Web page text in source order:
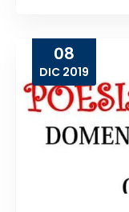
08
DIC 2019